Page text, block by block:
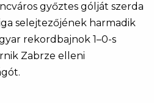
győztes gólját szerda
selejtezőjének harmadik
rekordbajnok 1–0-s
Zabrze elleni